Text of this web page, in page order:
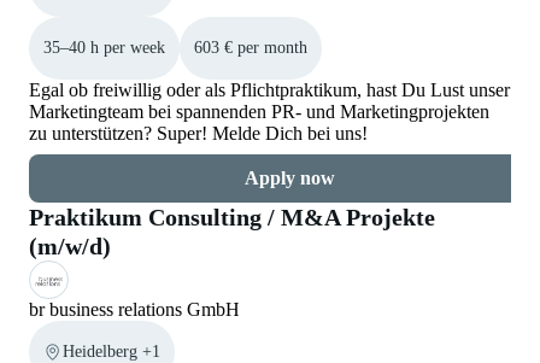
35–40 h per week 603 € per month
Egal ob freiwillig oder als Pflichtpraktikum, hast Du Lust unser
Marketingteam bei spannenden PR- und Marketingprojekten
zu unterstützen? Super! Melde Dich bei uns!
Apply now
Praktikum Consulting / M&A Projekte
(m/w/d)
br business relations GmbH
Heidelberg +1